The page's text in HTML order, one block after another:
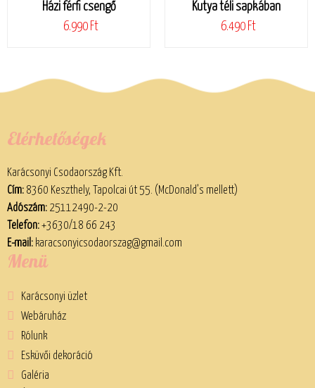
Házi férfi csengő
6.990 Ft
Kutya téli sapkában
6.490 Ft
Elérhetőségek
Karácsonyi Csodaország Kft.
Cím:8360 Keszthely, Tapolcai út 55. (McDonald’s mellett)
Adószám:25112490-2-20
Telefon:+3630/18 66 243
E-mail: karacsonyicsodaorszag@gmail.com
Menü
Karácsonyi üzlet
Webáruház
Rólunk
Esküvői dekoráció
Galéria